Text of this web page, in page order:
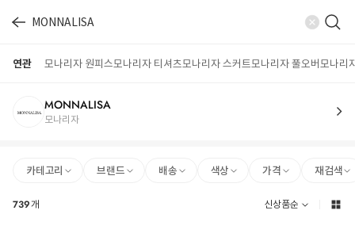
연관 모나리자 원피스모나리자 티셔츠모나리자 스커트모나리자 풀오버모나리
MONNALISA
모나리자
카테고리 브랜드 배송 색상 가격 재검색
739개 신상품순